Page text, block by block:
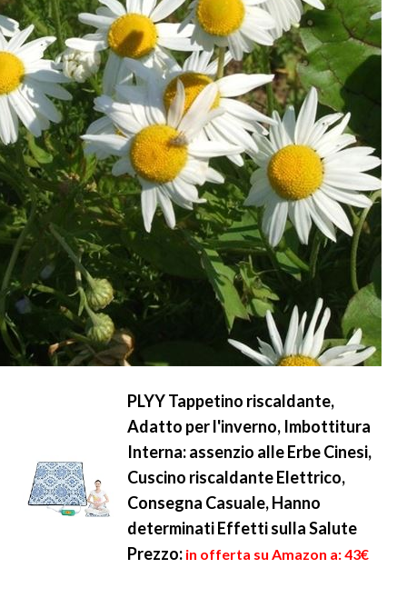
PLYY Tappetino riscaldante,
Adatto per l'inverno, Imbottitura
Interna: assenzio alle Erbe Cinesi,
Cuscino riscaldante Elettrico,
Consegna Casuale, Hanno
determinati Effetti sulla Salute
Prezzo: in offerta su Amazon a: 43€